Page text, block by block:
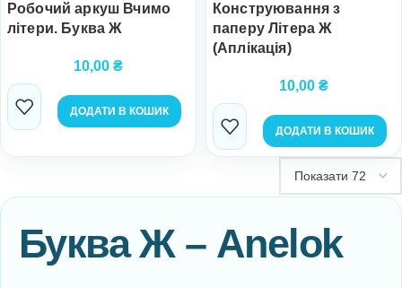
Робочий аркуш Вчимо
літери. Буква Ж
10,00 ₴
ДОДАТИ В КОШИК
Конструювання з
паперу Літера Ж
(Аплікація)
10,00 ₴
ДОДАТИ В КОШИК
Буква Ж – Anelok